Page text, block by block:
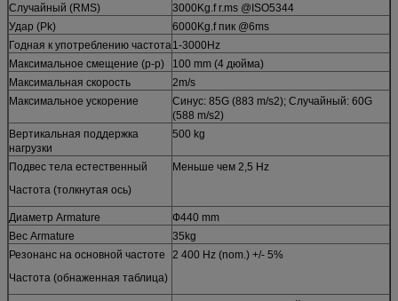
Случайный (RMS)
3000Kg.f r.ms @ISO5344
Удар (Pk)
6000Kg.f пик @6ms
Годная к употреблению частота1-3000Hz
Максимальное смещение (p-p)
100 mm (4 дюйма)
Максимальная скорость
2m/s
Максимальное ускорение
Синус: 85G (883 m/s2); Случайный: 60G
(588 m/s2)
Вертикальная поддержка
нагрузки
500 kg
Подвес тела естественный
Частота (толкнутая ось)
Меньше чем 2,5 Hz
Диаметр Armature
Ф440 mm
Вес Armature
35kg
Резонанс на основной частоте
Частота (обнаженная таблица)
2 400 Hz (nom.) +/- 5%